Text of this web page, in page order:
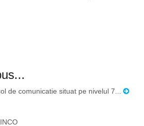
de comunicatie situat pe nivelul 7...